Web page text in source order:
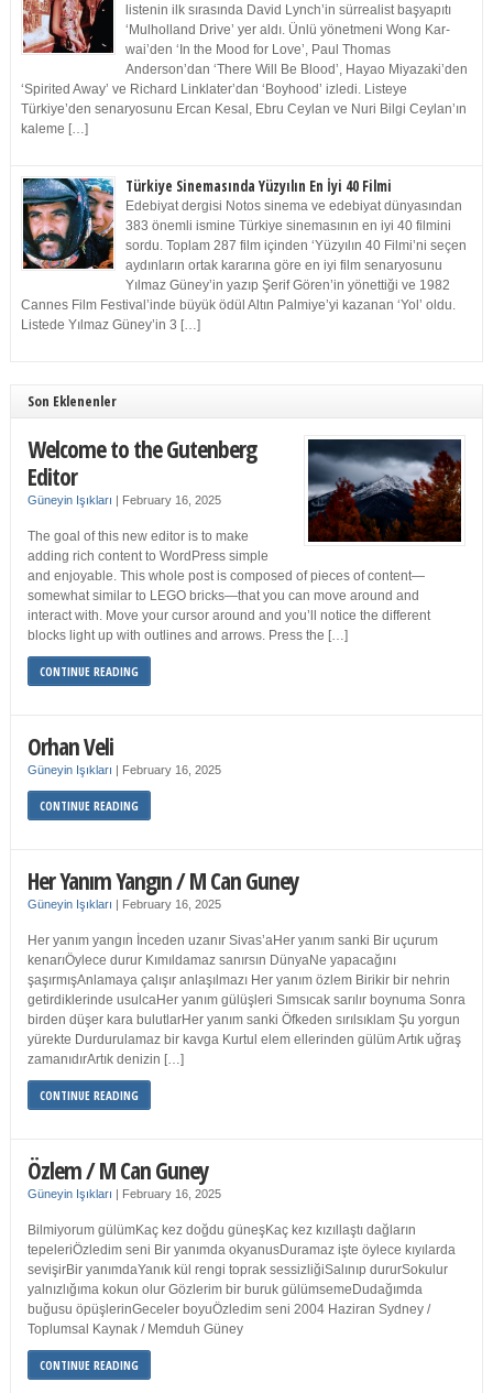
listenin ilk sırasında David Lynch’in sürrealist başyapıtı
‘Mulholland Drive’ yer aldı. Ünlü yönetmeni Wong Kar-
wai’den ‘In the Mood for Love’, Paul Thomas
Anderson’dan ‘There Will Be Blood’, Hayao Miyazaki’den
‘Spirited Away’ ve Richard Linklater’dan ‘Boyhood’ izledi. Listeye
Türkiye’den senaryosunu Ercan Kesal, Ebru Ceylan ve Nuri Bilgi Ceylan’ın
kaleme […]
Türkiye Sinemasında Yüzyılın En İyi 40 Filmi
Edebiyat dergisi Notos sinema ve edebiyat dünyasından
383 önemli ismine Türkiye sinemasının en iyi 40 filmini
sordu. Toplam 287 film içinden ‘Yüzyılın 40 Filmi’ni seçen
aydınların ortak kararına göre en iyi film senaryosunu
Yılmaz Güney’in yazıp Şerif Gören’in yönettiği ve 1982
Cannes Film Festival’inde büyük ödül Altın Palmiye’yi kazanan ‘Yol’ oldu.
Listede Yılmaz Güney’in 3 […]
Son Eklenenler
Welcome to the Gutenberg
Editor
Güneyin Işıkları | February 16, 2025
The goal of this new editor is to make
adding rich content to WordPress simple
and enjoyable. This whole post is composed of pieces of content—
somewhat similar to LEGO bricks—that you can move around and
interact with. Move your cursor around and you’ll notice the different
blocks light up with outlines and arrows. Press the […]
CONTINUE READING
Orhan Veli
Güneyin Işıkları | February 16, 2025
CONTINUE READING
Her Yanım Yangın / M Can Guney
Güneyin Işıkları | February 16, 2025
Her yanım yangın İnceden uzanır Sivas’aHer yanım sanki Bir uçurum
kenarıÖylece durur Kımıldamaz sanırsın DünyaNe yapacağını
şaşırmışAnlamaya çalışır anlaşılmazı Her yanım özlem Birikir bir nehrin
getirdiklerinde usulcaHer yanım gülüşleri Sımsıcak sarılır boynuma Sonra
birden düşer kara bulutlarHer yanım sanki Öfkeden sırılsıklam Şu yorgun
yürekte Durdurulamaz bir kavga Kurtul elem ellerinden gülüm Artık uğraş
zamanıdırArtık denizin […]
CONTINUE READING
Özlem / M Can Guney
Güneyin Işıkları | February 16, 2025
Bilmiyorum gülümKaç kez doğdu güneşKaç kez kızıllaştı dağların
tepeleriÖzledim seni Bir yanımda okyanusDuramaz işte öylece kıyılarda
sevişirBir yanımdaYanık kül rengi toprak sessizliğiSalınıp dururSokulur
yalnızlığıma kokun olur Gözlerim bir buruk gülümsemeDudağımda
buğusu öpüşlerinGeceler boyuÖzledim seni 2004 Haziran Sydney /
Toplumsal Kaynak / Memduh Güney
CONTINUE READING